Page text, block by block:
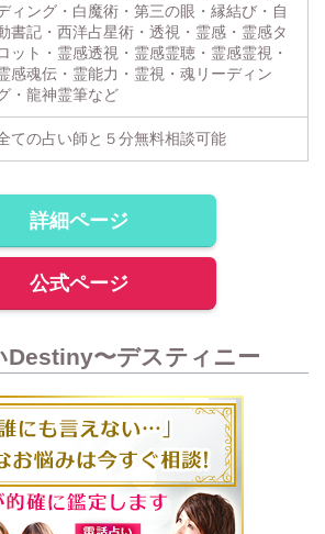
ィング・白魔術・第三の眼・縁結び・自
書記・西洋占星術・透視・霊感・霊感タ
ット・霊感透視・霊感霊聴・霊感霊視・
感魂伝・霊能力・霊視・魂リーディン
・龍神霊筆など
ての占い師と５分無料相談可能
詳細ページ
公式ページ
Destiny〜デスティニー